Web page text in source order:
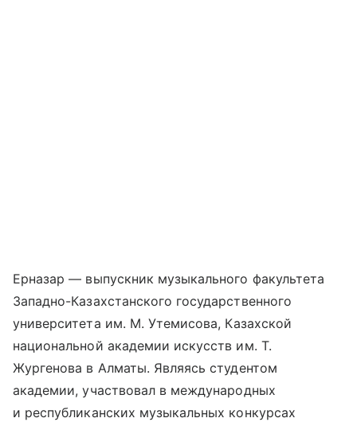
Ерназар — выпускник музыкального факультета
Западно-Казахстанского государственного
университета им. М. Утемисова, Казахской
национальной академии искусств им. Т.
Жургенова в Алматы. Являясь студентом
академии, участвовал в международных
и республиканских музыкальных конкурсах